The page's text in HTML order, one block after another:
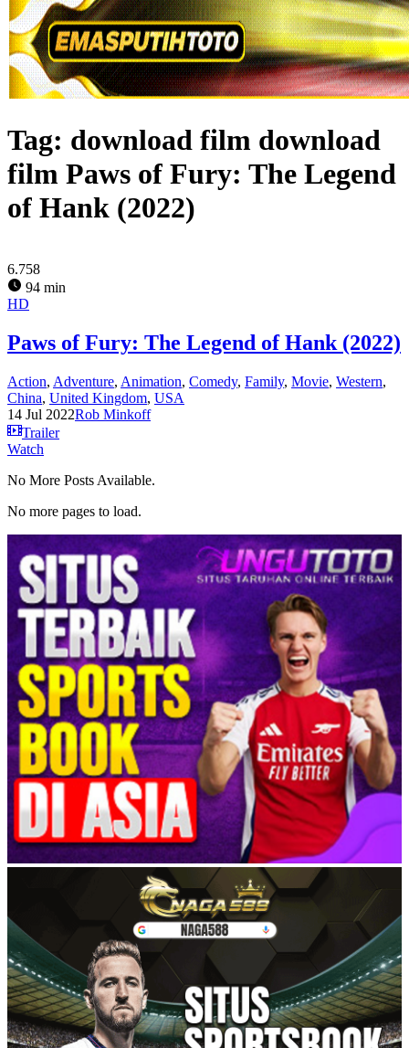
Tag: download film download
film Paws of Fury: The Legend
of Hank (2022)
6.758
94 min
HD
Paws of Fury: The Legend of Hank (2022)
Action, Adventure, Animation, Comedy, Family, Movie, Western,
China, United Kingdom, USA
14 Jul 2022Rob Minkoff
Trailer
Watch
No More Posts Available.
No more pages to load.